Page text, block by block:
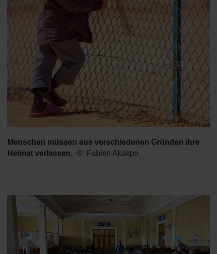
Menschen müssen aus verschiedenen Gründen ihre
Heimat verlassen.
Fabien Akakpo